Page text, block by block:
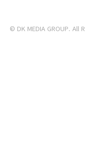
© DK MEDIA GROUP. All